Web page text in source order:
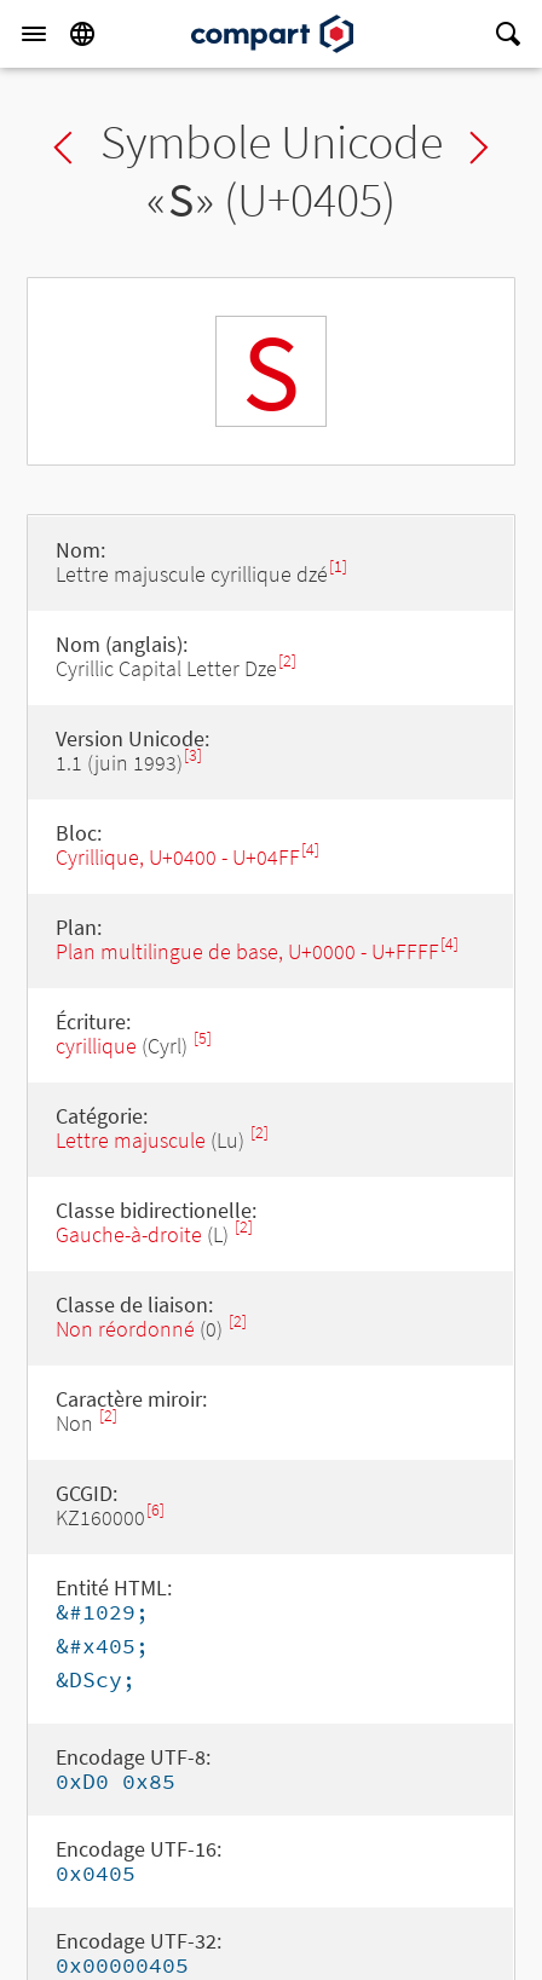
Previous char
Symbole Unicode
«Ѕ» (U+0405)
Ѕ
Nom:
Lettre majuscule cyrillique dzé[1]
Nom (anglais):
Cyrillic Capital Letter Dze[2]
Version Unicode:
1.1 (juin 1993)[3]
Bloc:
Cyrillique, U+0400 - U+04FF[4]
Plan:
Plan multilingue de base, U+0000 - U+FFFF[4]
Écriture:
cyrillique (Cyrl) [5]
Catégorie:
Lettre majuscule (Lu) [2]
Classe bidirectionelle:
Gauche-à-droite (L) [2]
Classe de liaison:
Non réordonné (0) [2]
Caractère miroir:
Non [2]
GCGID:
KZ160000[6]
Entité HTML:
&#1029;
&#x405;
&DScy;
Encodage UTF-8:
0xD0 0x85
Encodage UTF-16:
0x0405
Encodage UTF-32:
0x00000405